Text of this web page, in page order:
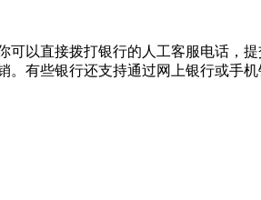
以直接拨打银行的人工客服电话，
有些银行还支持通过网上银行或手